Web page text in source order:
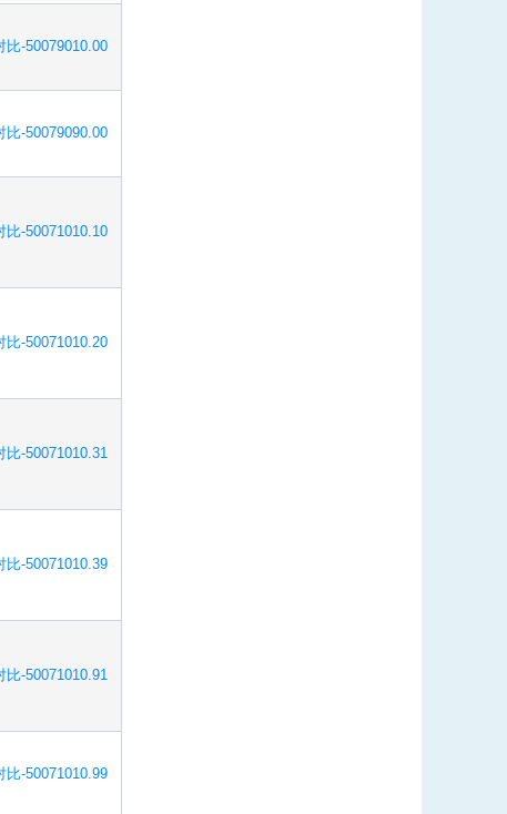
比-50079010.00
比-50079090.00
比-50071010.10
比-50071010.20
比-50071010.31
比-50071010.39
比-50071010.91
比-50071010.99